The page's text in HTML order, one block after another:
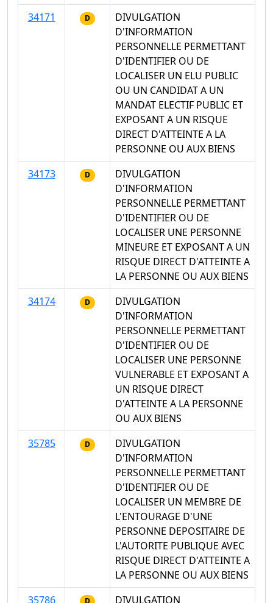
34171
D
DIVULGATION
D'INFORMATION
PERSONNELLE PERMETTANT
D'IDENTIFIER OU DE
LOCALISER UN ELU PUBLIC
OU UN CANDIDAT A UN
MANDAT ELECTIF PUBLIC ET
EXPOSANT A UN RISQUE
DIRECT D'ATTEINTE A LA
PERSONNE OU AUX BIENS
34173
D
DIVULGATION
D'INFORMATION
PERSONNELLE PERMETTANT
D'IDENTIFIER OU DE
LOCALISER UNE PERSONNE
MINEURE ET EXPOSANT A UN
RISQUE DIRECT D'ATTEINTE A
LA PERSONNE OU AUX BIENS
34174
D
DIVULGATION
D'INFORMATION
PERSONNELLE PERMETTANT
D'IDENTIFIER OU DE
LOCALISER UNE PERSONNE
VULNERABLE ET EXPOSANT A
UN RISQUE DIRECT
D'ATTEINTE A LA PERSONNE
OU AUX BIENS
35785
D
DIVULGATION
D'INFORMATION
PERSONNELLE PERMETTANT
D'IDENTIFIER OU DE
LOCALISER UN MEMBRE DE
L'ENTOURAGE D'UNE
PERSONNE DEPOSITAIRE DE
L'AUTORITE PUBLIQUE AVEC
RISQUE DIRECT D'ATTEINTE A
LA PERSONNE OU AUX BIENS
35786
DIVULGATION